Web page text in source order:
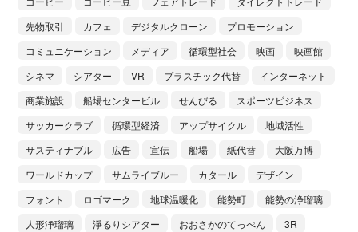
先物取引
カフェ デジタルクローン
プロモーション
コミュニケーション
メディア 循環型社会 映画
映画館
シネマ
シアター VR プラスチック代替
インターネット
商業施設
船場センタービル せんびる
スポーツビジネス
サッカークラブ
循環型経済 アップサイクル
地域活性
サスティナブル
広告 宣伝 船場 紙代替
大阪万博
ワールドカップ
サムライブルー カタール
デザイン
フォント
ロゴマーク 地球温暖化 能勢町
能勢の浄瑠璃
人形浄瑠璃
淨るりシアター おおさかのてっぺん
3R